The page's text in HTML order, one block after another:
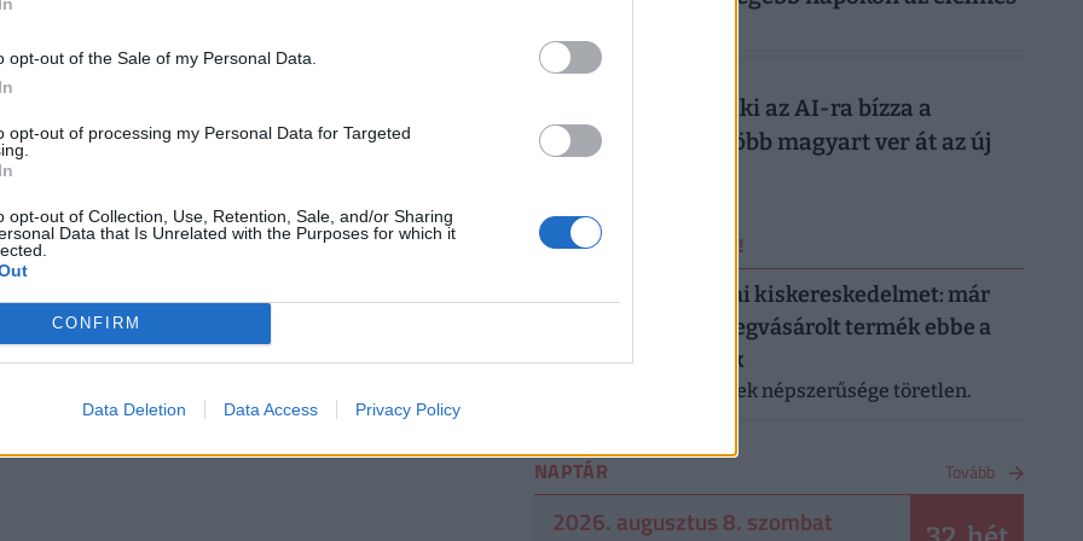
opt-out of the Sale of my Personal Data.
opt-out of processing my Personal Data for Targeted
opt-out of Collection, Use, Retention, Sale, and/or Sharing
Data that Is Unrelated with the Purposes for which it
CONFIRM
Data Deletion Data Access Privacy Policy
akkor a törlesztőrészletek szerinti
386
a
bankok ajánlataiért, illetve a konstrukciók
összeg, stb.) keresd fel a
2026. augusztus 7.
Nagyon ráfázhat, aki az AI-ra bízza a
nyaralását: egyre több magyart ver át az új
ERRŐL NE MARADJ LE!
Letarolták az európai kiskereskedelmet: már
minden második megvásárolt termék ebbe a
kategóriába tartozik
A saját márkás termékek népszerűsége töretlen.
NAPTÁR Tovább
2026. augusztus 8. szombat